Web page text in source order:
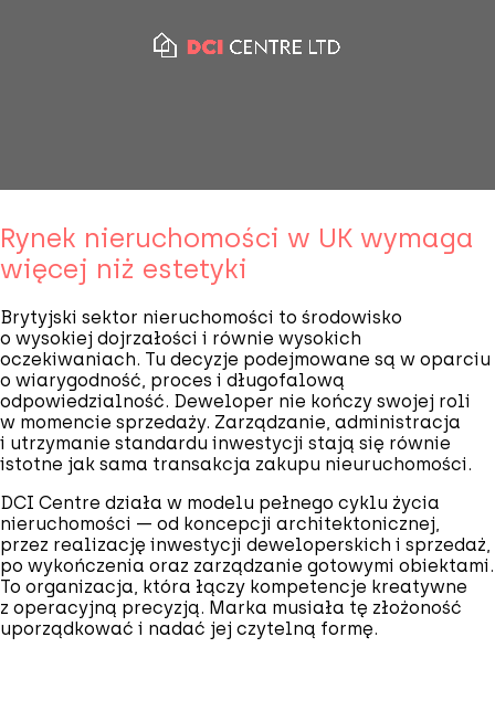
Rynek nieruchomości w UK wymaga
więcej niż estetyki
Brytyjski sektor nieruchomości to środowisko
o wysokiej dojrzałości i równie wysokich
oczekiwaniach. Tu decyzje podejmowane są w oparciu
o wiarygodność, proces i długofalową
odpowiedzialność. Deweloper nie kończy swojej roli
w momencie sprzedaży. Zarządzanie, administracja
i utrzymanie standardu inwestycji stają się równie
istotne jak sama transakcja zakupu nieuruchomości.
DCI Centre działa w modelu pełnego cyklu życia
nieruchomości — od koncepcji architektonicznej,
przez realizację inwestycji deweloperskich i sprzedaż,
po wykończenia oraz zarządzanie gotowymi obiektami.
To organizacja, która łączy kompetencje kreatywne
z operacyjną precyzją. Marka musiała tę złożoność
uporządkować i nadać jej czytelną formę.